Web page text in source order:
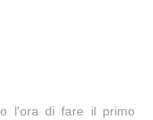
l'ora di fare il primo